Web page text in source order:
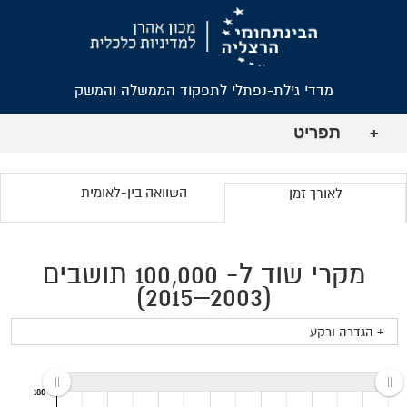
מדדי גילת-נפתלי לתפקוד הממשלה והמשק
+ תפריט
לאורך זמן השוואה בין-לאומית
מקרי שוד ל- 100,000 תושבים
(2003–2015)
+ הגדרה ורקע
180